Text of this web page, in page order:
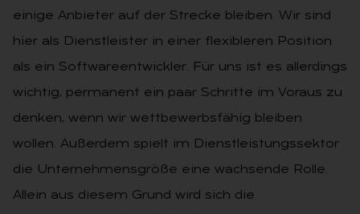
einige Anbieter auf der Strecke bleiben. Wir sind
hier als Dienstleister in einer flexibleren Position
als ein Softwareentwickler. Für uns ist es allerdings
wichtig, permanent ein paar Schritte im Voraus zu
denken, wenn wir wettbewerbsfähig bleiben
wollen. Außerdem spielt im Dienstleistungssektor
die Unternehmensgröße eine wachsende Rolle.
Allein aus diesem Grund wird sich die